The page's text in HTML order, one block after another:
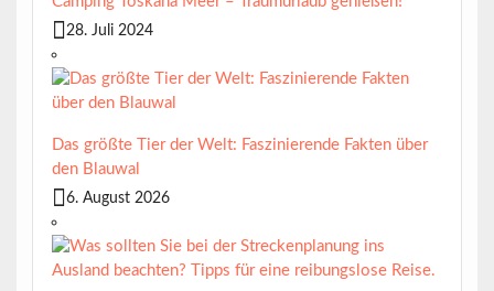
28. Juli 2024
Das größte Tier der Welt: Faszinierende Fakten über
den Blauwal
6. August 2026